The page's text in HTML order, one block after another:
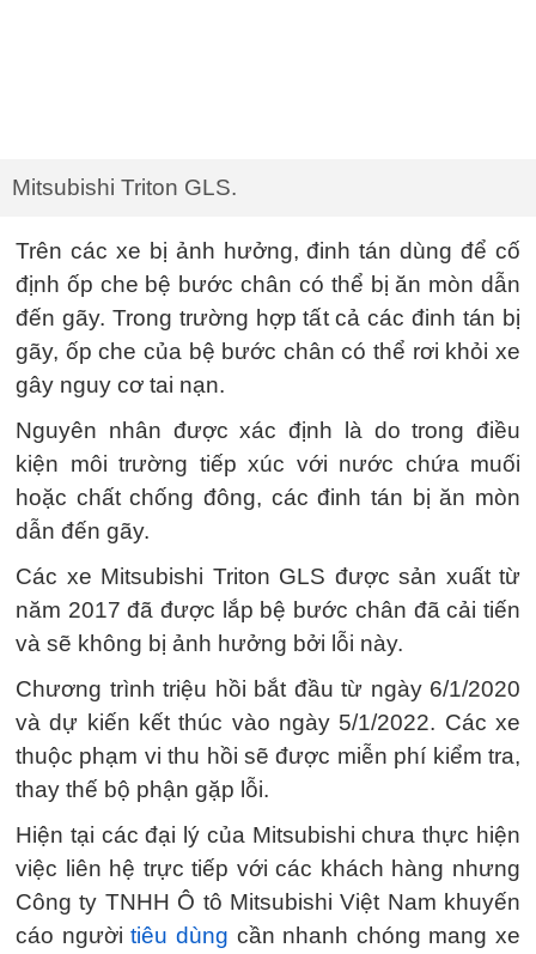
Mitsubishi Triton GLS.
Trên các xe bị ảnh hưởng, đinh tán dùng để cố
định ốp che bệ bước chân có thể bị ăn mòn dẫn
đến gãy. Trong trường hợp tất cả các đinh tán bị
gãy, ốp che của bệ bước chân có thể rơi khỏi xe
gây nguy cơ tai nạn.
Nguyên nhân được xác định là do trong điều
kiện môi trường tiếp xúc với nước chứa muối
hoặc chất chống đông, các đinh tán bị ăn mòn
dẫn đến gãy.
Các xe Mitsubishi Triton GLS được sản xuất từ
năm 2017 đã được lắp bệ bước chân đã cải tiến
và sẽ không bị ảnh hưởng bởi lỗi này.
Chương trình triệu hồi bắt đầu từ ngày 6/1/2020
và dự kiến kết thúc vào ngày 5/1/2022. Các xe
thuộc phạm vi thu hồi sẽ được miễn phí kiểm tra,
thay thế bộ phận gặp lỗi.
Hiện tại các đại lý của Mitsubishi chưa thực hiện
việc liên hệ trực tiếp với các khách hàng nhưng
Công ty TNHH Ô tô Mitsubishi Việt Nam khuyến
cáo ngườitiêu dùng cần nhanh chóng mang xe